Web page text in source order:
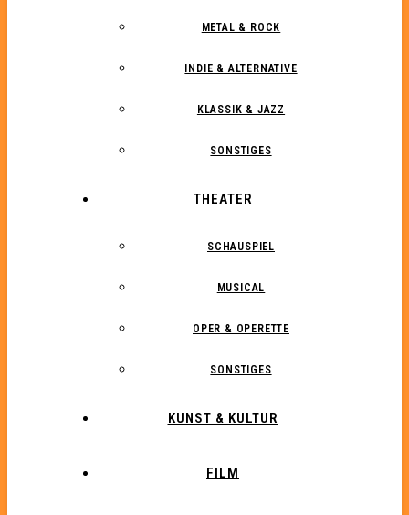
METAL & ROCK
INDIE & ALTERNATIVE
KLASSIK & JAZZ
SONSTIGES
THEATER
SCHAUSPIEL
MUSICAL
OPER & OPERETTE
SONSTIGES
KUNST & KULTUR
FILM